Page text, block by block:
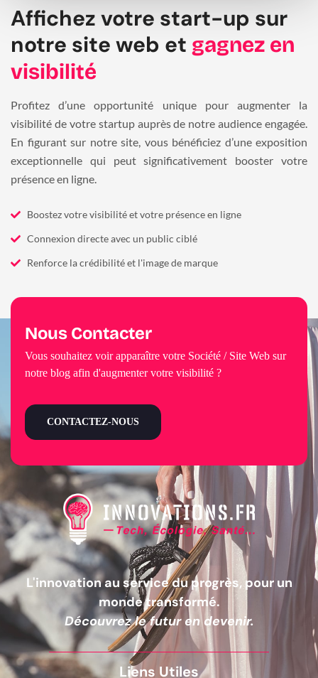
Affichez votre start-up sur
notre site web et gagnez en
visibilité
Profitez d’une opportunité unique pour augmenter la
visibilité de votre startup auprès de notre audience engagée.
En figurant sur notre site, vous bénéficiez d’une exposition
exceptionnelle qui peut significativement booster votre
présence en ligne.
Boostez votre visibilité et votre présence en ligne
Connexion directe avec un public ciblé
Renforce la crédibilité et l'image de marque
L'innovation au service du progrès, pour un
monde transformé.
Découvrez le futur en devenir.
Liens Utiles
Nous Contacter
Vous souhaitez voir apparaître votre Société / Site Web sur
notre blog afin d'augmenter votre visibilité ?
CONTACTEZ-NOUS